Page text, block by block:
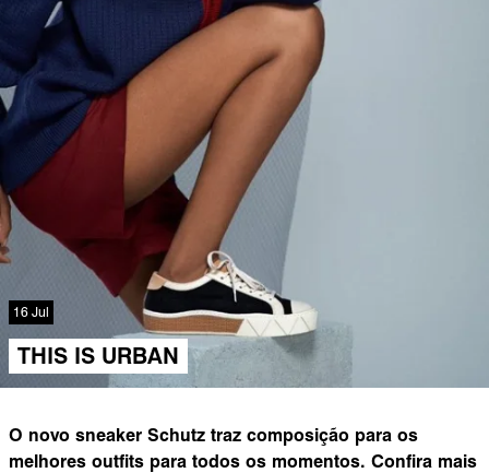
16 Jul
THIS IS URBAN
O novo sneaker Schutz traz composição para os
melhores outfits para todos os momentos. Confira mais